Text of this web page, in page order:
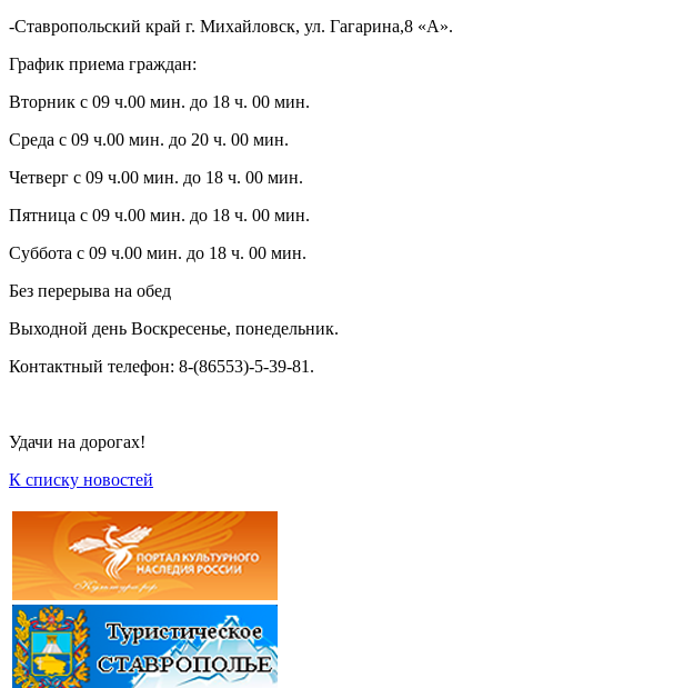
-Ставропольский край г. Михайловск, ул. Гагарина,8 «А».
График приема граждан:
Вторник с 09 ч.00 мин. до 18 ч. 00 мин.
Среда с 09 ч.00 мин. до 20 ч. 00 мин.
Четверг с 09 ч.00 мин. до 18 ч. 00 мин.
Пятница с 09 ч.00 мин. до 18 ч. 00 мин.
Суббота с 09 ч.00 мин. до 18 ч. 00 мин.
Без перерыва на обед
Выходной день Воскресенье, понедельник.
Контактный телефон: 8-(86553)-5-39-81.
Удачи на дорогах!
К списку новостей